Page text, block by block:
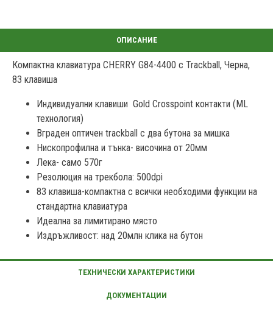
Компактна клавиатура CHERRY G84-4400 с Trackball, Черна,
83 клавиша
Индивидуални клавиши Gold Crosspoint контакти (ML
технология)
Вграден оптичен trackball с два бутона за мишка
Нископрофилна и тънка- височина от 20мм
Лека- само 570г
Резолюция на трекбола: 500dpi
83 клавиша-компактна с всички необходими функции на
стандартна клавиатура
Идеална за лимитирано място
Издръжливост: над 20млн клика на бутон